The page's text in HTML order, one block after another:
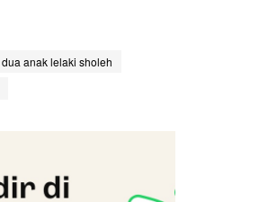
dua anak lelaki sholeh